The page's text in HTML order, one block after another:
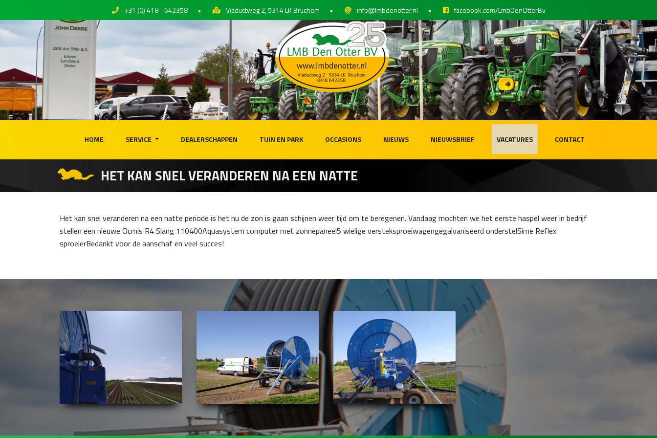
+31 (0) 418 - 642358 • Viaductweg 2, 5314 LK Bruchem • info@lmbdenotter.nl • facebook.com/LmbDenOtterBv
HOME SERVICE DEALERSCHAPPEN TUIN EN PARK OCCASIONS NIEUWS NIEUWSBRIEF VACATURES CONTACT
HET KAN SNEL VERANDEREN NA EEN NATTE
Het kan snel veranderen na een natte periode is het nu de zon is gaan schijnen weer tijd om te beregenen. Vandaag mochten we het eerste haspel weer in bedrijf
stellen een nieuwe Ocmis R4 Slang 110400Aquasystem computer met zonnepaneel5 wielige versteksproeiwagengegalvaniseerd onderstelSime Reflex
sproeierBedankt voor de aanschaf en veel succes!